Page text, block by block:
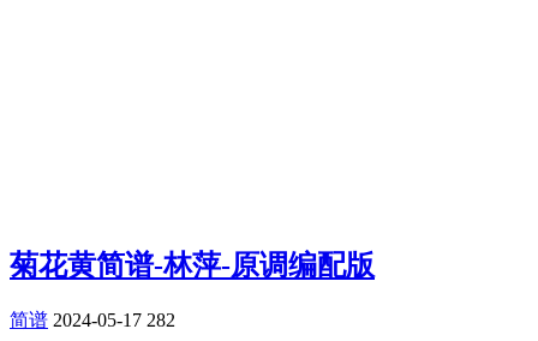
菊花黄简谱-林萍-原调编配版
简谱 2024-05-17 282